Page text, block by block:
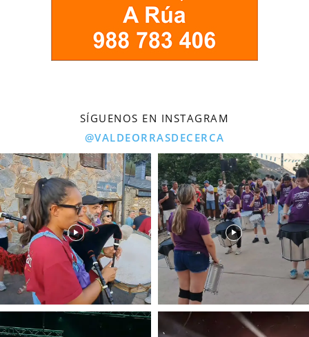
SÍGUENOS EN INSTAGRAM
@VALDEORRASDECERCA